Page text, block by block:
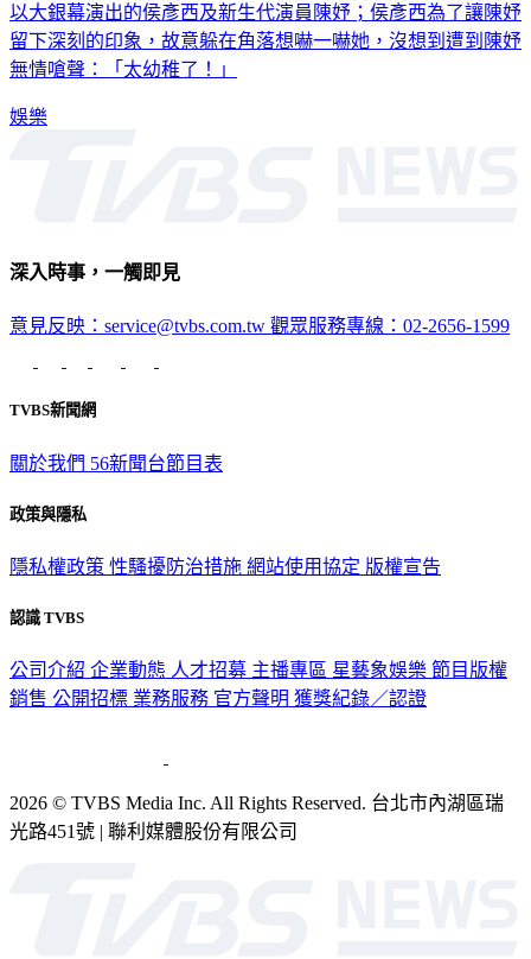
以大銀幕演出的侯彥西及新生代演員陳妤；侯彥西為了讓陳妤
留下深刻的印象，故意躲在角落想嚇一嚇她，沒想到遭到陳妤
無情嗆聲：「太幼稚了！」
娛樂
深入時事，一觸即見
意見反映：service@tvbs.com.tw 觀眾服務專線：02-2656-1599
TVBS新聞網
關於我們 56新聞台節目表
政策與隱私
隱私權政策 性騷擾防治措施 網站使用協定 版權宣告
認識 TVBS
公司介紹 企業動態 人才招募 主播專區 星藝象娛樂 節目版權
銷售 公開招標 業務服務 官方聲明 獲獎紀錄／認證
2026 © TVBS Media Inc. All Rights Reserved. 台北市內湖區瑞
光路451號 | 聯利媒體股份有限公司